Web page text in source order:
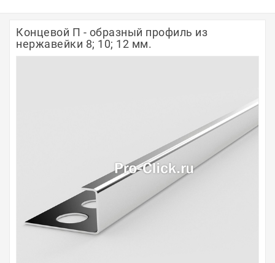
Полосы из металла
Крепёж и крепления
Садовая мебель
Оплата
Концевой П - образный профиль из
нержавейки 8; 10; 12 мм.